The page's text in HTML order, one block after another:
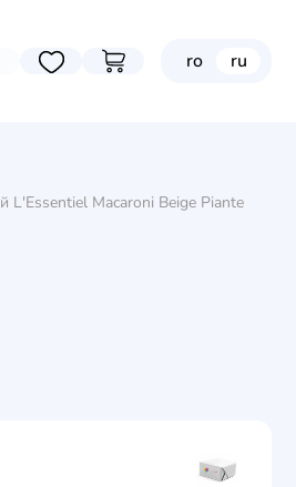
Избранные товары
Перейти в корзину
ro ru
Macaroni Beige Piante